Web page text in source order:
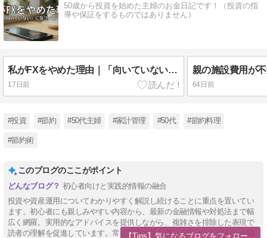
50歳から投資を始めた主婦のお金日記です！（投資の指
導や保証をするものではありません）
私がFXをやめた理由｜「向いていない」に気づくまで
17日前 64日前
#投資 #節約 #50代主婦 #家計管理 #50代 #節約料理
#節約術
このブログのここがポイント
初心者向けと実践的情報の融合
投資や資産運用についてわかりやすく解説し続けることに重点を置いてい
ます。初心者にも親しみやすい内容から、最新の金融情報や対処法まで幅
広く網羅。実用的なアドバイスを提供しながら、複雑さを排除した表現で
読者の理解を促進しています。常に丁寧で落ち着いたトーンを保ち、金融
【Tips】気になるブログをフォロー。